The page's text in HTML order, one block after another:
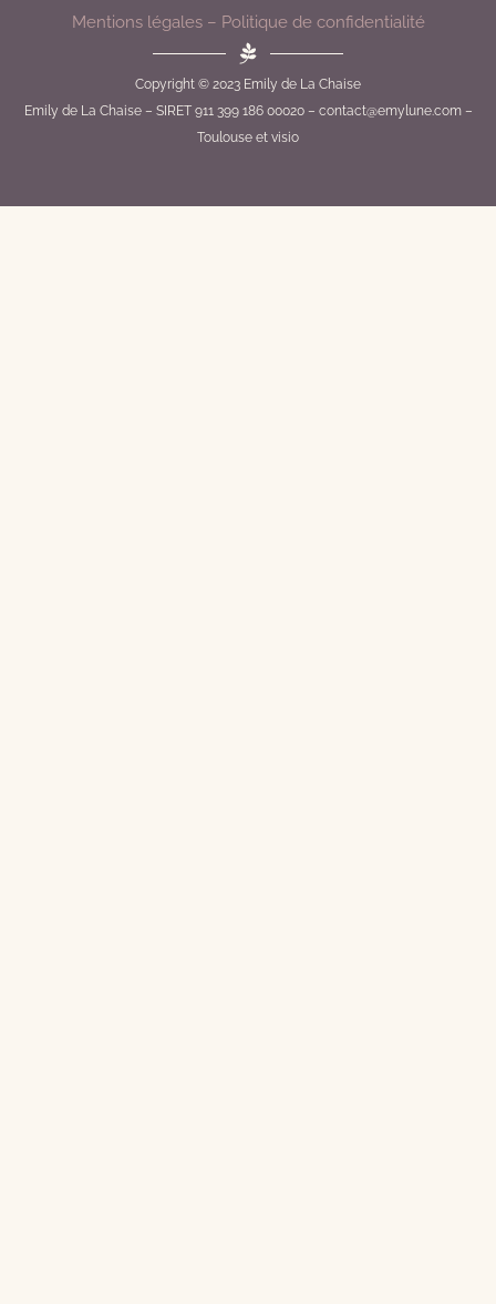
Mentions légales– Politique de confidentialité
Copyright © 2023 Emily de La Chaise
Emily de La Chaise – SIRET 911 399 186 00020 – contact@emylune.com –
Toulouse et visio